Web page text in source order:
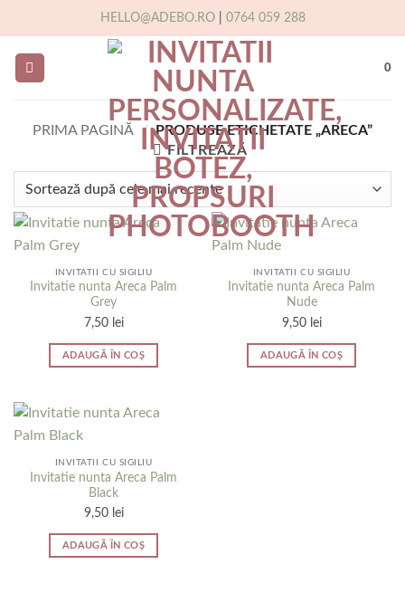
content
HELLO@ADEBO.RO| 0764 059 288
0
PRIMA PAGINĂ / PRODUSE ETICHETATE „ARECA”
FILTREAZĂ
INVITATII CU SIGILIU
Invitatie nunta Areca Palm
Grey
7,50 lei
ADAUGĂ ÎN COȘ
INVITATII CU SIGILIU
Invitatie nunta Areca Palm
Nude
9,50 lei
ADAUGĂ ÎN COȘ
INVITATII CU SIGILIU
Invitatie nunta Areca Palm
Black
9,50 lei
ADAUGĂ ÎN COȘ